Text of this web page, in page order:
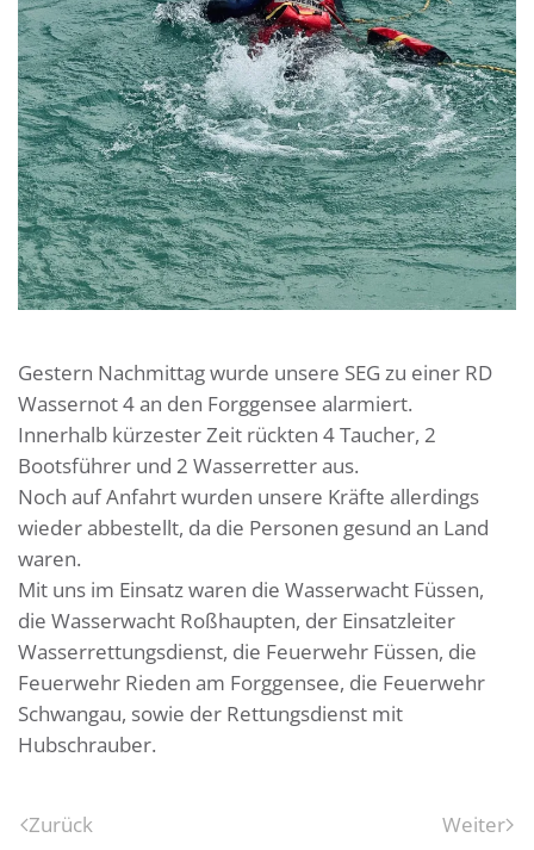
Gestern Nachmittag wurde unsere SEG zu einer RD
Wassernot 4 an den Forggensee alarmiert.
Innerhalb kürzester Zeit rückten 4 Taucher, 2
Bootsführer und 2 Wasserretter aus.
Noch auf Anfahrt wurden unsere Kräfte allerdings
wieder abbestellt, da die Personen gesund an Land
waren.
Mit uns im Einsatz waren die Wasserwacht Füssen,
die Wasserwacht Roßhaupten, der Einsatzleiter
Wasserrettungsdienst, die Feuerwehr Füssen, die
Feuerwehr Rieden am Forggensee, die Feuerwehr
Schwangau, sowie der Rettungsdienst mit
Hubschrauber.
Zurück Weiter